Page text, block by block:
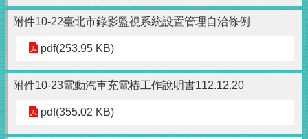
附件10-22臺北市錄影監視系統設置管理自治條例
pdf(253.95 KB)
附件10-23電動汽車充電樁工作說明書112.12.20
pdf(355.02 KB)